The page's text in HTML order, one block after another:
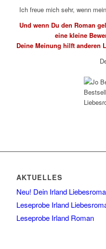
Ich freue mich sehr, wenn
Und wenn Du den Roman
eine kleine
Deine Meinung hilft anderen
AKTUELLES
Neu! Dein Irland
Leseprobe Irland
Leseprobe Irland Roman